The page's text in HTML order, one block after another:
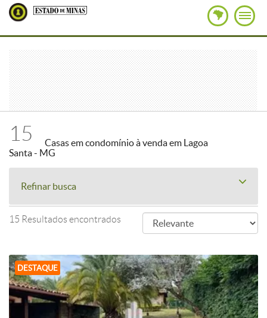
15
Casas em condomínio à venda em Lagoa
Santa - MG
Refinar busca
15 Resultados encontrados
DESTAQUE